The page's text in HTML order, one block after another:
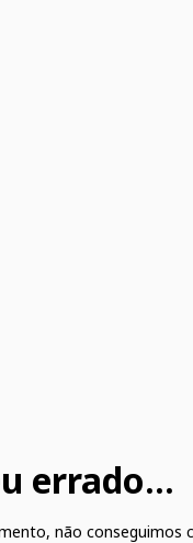
errado...
não conseguimos